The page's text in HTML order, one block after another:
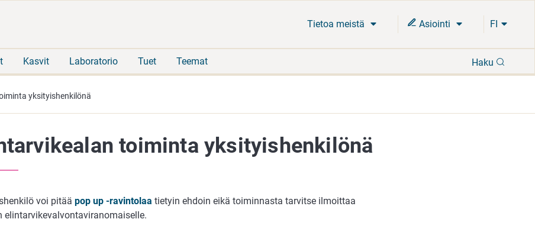
Tietoa meistä Asiointi FI
Kasvit Laboratorio Tuet Teemat Haku
yksityishenkilönä
toiminta yksityishenkilönä
voi pitää pop up -ravintolaa tietyin ehdoin eikä toiminnasta tarvitse ilmoittaa
elintarvikevalvontaviranomaiselle.